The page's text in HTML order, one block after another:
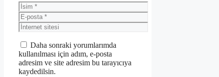
İsim
E-
posta
İnternet
sitesi
Daha sonraki yorumlarımda
kullanılması için adım, e-posta
adresim ve site adresim bu tarayıcıya
kaydedilsin.